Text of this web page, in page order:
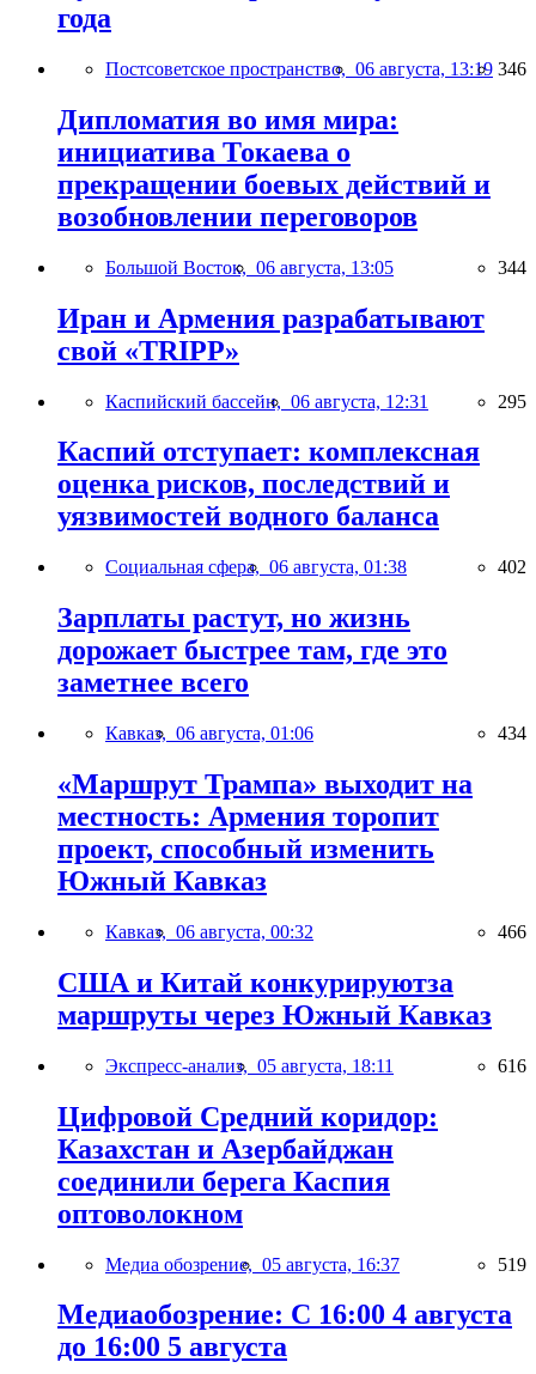
года
Постсоветское пространство, 06 августа, 13:19 346
Дипломатия во имя мира:
инициатива Токаева о
прекращении боевых действий и
возобновлении переговоров
Большой Восток, 06 августа, 13:05 344
Иран и Армения разрабатывают
свой «TRIPP»
Каспийский бассейн, 06 августа, 12:31 295
Каспий отступает: комплексная
оценка рисков, последствий и
уязвимостей водного баланса
Социальная сфера, 06 августа, 01:38 402
Зарплаты растут, но жизнь
дорожает быстрее там, где это
заметнее всего
Кавказ, 06 августа, 01:06 434
«Маршрут Трампа» выходит на
местность: Армения торопит
проект, способный изменить
Южный Кавказ
Кавказ, 06 августа, 00:32 466
США и Китай конкурируютза
маршруты через Южный Кавказ
Экспресс-анализ, 05 августа, 18:11 616
Цифровой Средний коридор:
Казахстан и Азербайджан
соединили берега Каспия
оптоволокном
Медиа обозрение, 05 августа, 16:37 519
Медиаобозрение: С 16:00 4 августа
до 16:00 5 августа